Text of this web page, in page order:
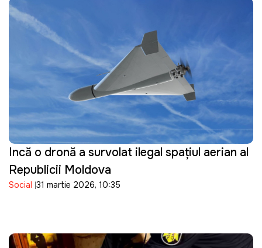
Incă o dronă a survolat ilegal spațiul aerian al
Republicii Moldova
Social 31 martie 2026, 10:35